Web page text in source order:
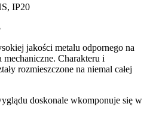
IP20
jakości metalu odpornego na
Charakteru i
rozmieszczone na niemal całej
doskonale wkomponuje się w